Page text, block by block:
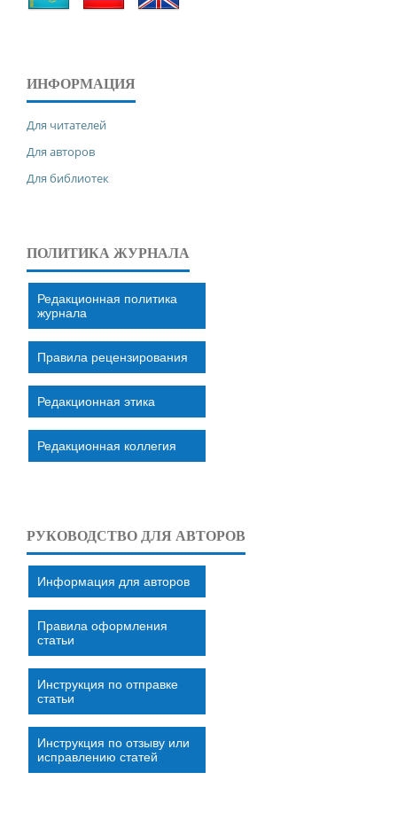
ИНФОРМАЦИЯ
Для читателей
Для авторов
Для библиотек
ПОЛИТИКА ЖУРНАЛА
Редакционная политика
журнала
Правила рецензирования
Редакционная этика
Редакционная коллегия
РУКОВОДСТВО ДЛЯ АВТОРОВ
Информация для авторов
Правила оформления
статьи
Инструкция по отправке
статьи
Инструкция по отзыву или
исправлению статей